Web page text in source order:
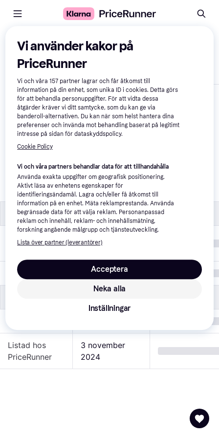
Jämför produkter
Visa endast skillnader
KinetiCore Matte
Dusk Blue Cykelhjälm
499 kr
Specifikationer Specifikationer
Målgrupp
Vuxen, Junior,
Färg Blå
Listad hos
PriceRunner
3 november
2024
Vi använder kakor på
PriceRunner
Vi och våra157 partner lagrar och får åtkomst till
information på din enhet, som unika ID i cookies. Detta görs
för att behandla personuppgifter. För att vidta dessa
åtgärder kräver vi ditt samtycke, som du kan ge via
banderoll-alternativen. Du kan när som helst hantera dina
preferenser och invända mot behandling baserat på legitimt
intresse på sidan för dataskyddspolicy.
Cookie Policy
Vi och våra partners behandlar data för att tillhandahålla
Använda exakta uppgifter om geografisk positionering.
Aktivt läsa av enhetens egenskaper för
identifieringsändamål. Lagra och/eller få åtkomst till
information på en enhet. Mäta reklamprestanda. Använda
begränsade data för att välja reklam. Personanpassad
reklam och innehåll, reklam- och innehållsmätning,
forskning angående målgrupp och tjänsteutveckling.
Lista över partner (leverantörer)
Neka alla
Acceptera
Inställningar